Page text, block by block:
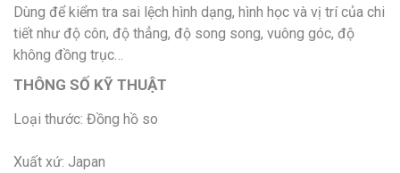
Dùng để kiểm tra sai lệch hình dạng, hình học và vị trí của chi
tiết như độ côn, độ thẳng, độ song song, vuông góc, độ
không đồng trục…
THÔNG SỐ KỸ THUẬT
Loại thước: Đồng hồ so
Xuất xứ: Japan